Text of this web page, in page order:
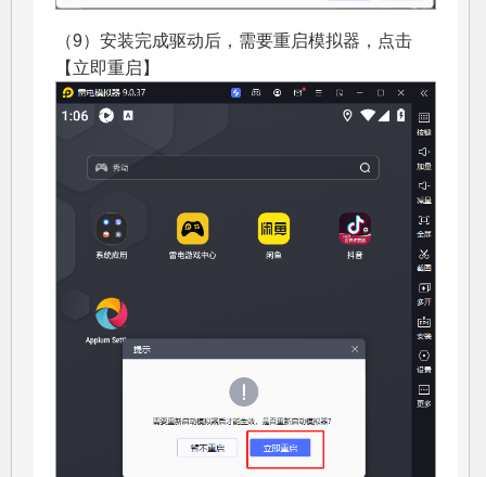
（9）安装完成驱动后，需要重启模拟器，点击
【立即重启】